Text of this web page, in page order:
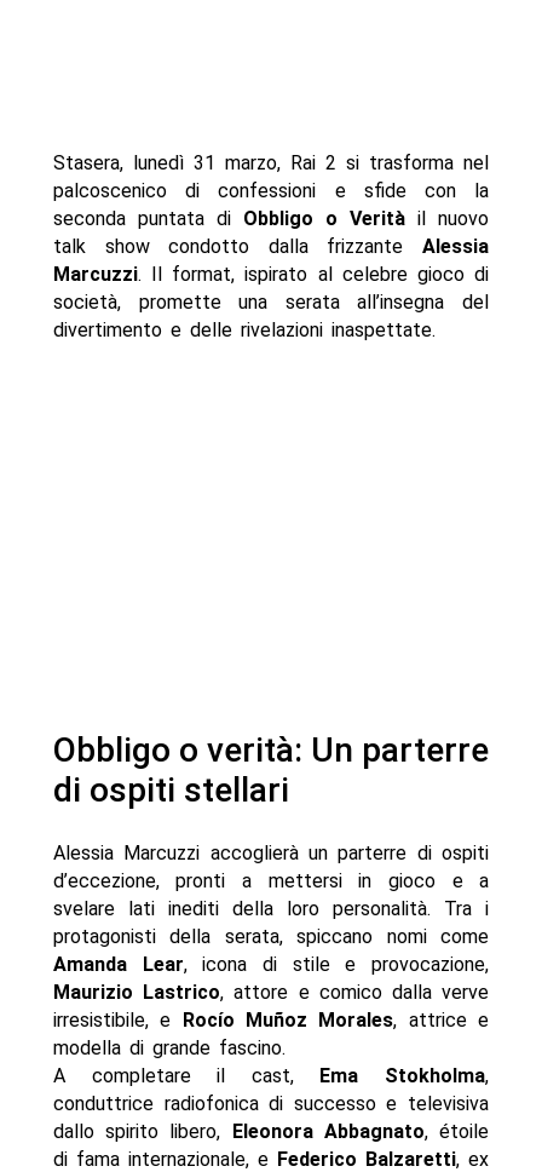
Stasera, lunedì 31 marzo, Rai 2 si trasforma nel
palcoscenico di confessioni e sfide con la
seconda puntata di Obbligo o Verità il nuovo
talk show condotto dalla frizzanteAlessia
Marcuzzi. Il format, ispirato al celebre gioco di
società, promette una serata all’insegna del
divertimento e delle rivelazioni inaspettate.
Obbligo o verità: Un parterre
di ospiti stellari
Alessia Marcuzzi accoglierà un parterre di ospiti
d’eccezione, pronti a mettersi in gioco e a
svelare lati inediti della loro personalità. Tra i
protagonisti della serata, spiccano nomi come
Amanda Lear, icona di stile e provocazione,
Maurizio Lastrico, attore e comico dalla verve
irresistibile, e Rocío Muñoz Morales, attrice e
modella di grande fascino.
A completare il cast, Ema Stokholma,
conduttrice radiofonica di successo e televisiva
dallo spirito libero, Eleonora Abbagnato, étoile
di fama internazionale, e Federico Balzaretti, ex